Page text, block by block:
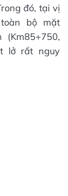
đó, tại vị
bộ mặt
lở rất nguy